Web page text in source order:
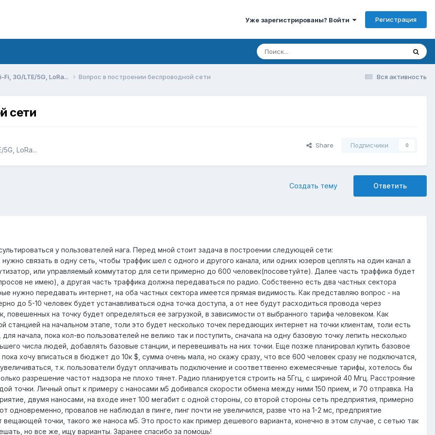
Уже зарегистрированы? Войти Регистрация
Вся активность
3G/LTE/5G, LoRa... Вопрос в построении беспроводной сети
сети
LoRa...
Share Подписчики 0
Ответить
Создать тему
у пользователей нага. Перед мной стоит задача в построении следующей сети:
связать в одну сеть, чтобы траффик шел с одного и другого канала, или одних юзеров цеплять на один канал а
или управляемый коммутатор для сети примерно до 600 человек(посоветуйте). Далее часть траффика будет
не имею), а другая часть траффика должна передаваться по радио. Собственно есть два частных сектора
нужно передавать интернет, на оба частных сектора имеется прямая видимость. Как представляю вопрос - на
до 5-10 человек будет устанавливаться одна точка доступа, а от нее будут расходиться провода через
повешенных на точку будет определяться ее загрузкой, в зависимости от выбранного тарифа человеком. Как
станцией на начальном этапе, толи это будет несколько точек передающих интернет на точки клиентам, толи есть
начала, пока кол-во пользователей не велико так и поступить, сначала на одну базовую точку лепить несколько
числа людей, добавлять базовые станции, и перевешивать на них точки. Еще позже планировал купить базовое
хочу вписаться в бюджет до 10к $, сумма очень мала, но скажу сразу, что все 600 человек сразу не подключатся,
т.к. пользователи будут оплачивать подключение и соответтвенно ежемесячные тарифы, хотелось бы
разрешение частот надзора не плохо тянет. Радио планируется строить на 5Ггц, с шириной 40 Мгц. Расстрояние
точки. Личный опыт к примеру с наносами м5 добивался скорости обмена между ними 150 прием, и 70 отправка. На
двумя наносами, на входе инет 100 мегабит с одной стороны, со второй стороны сеть предприятия, примерно
одновременно, провалов не наблюдал в пинге, пинг почти не увеличился, разве что на 1-2 мс, предприятие
вещающей точки, такого же наноса м5. Это просто как пример дешевого варианта, конечно в этом случае, с сетью так
но все же, ищу варианты. Заранее спасибо за помошь!